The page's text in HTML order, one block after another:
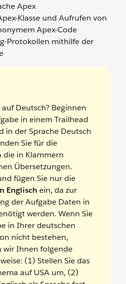
Apex
Klasse und Aufrufen von
Apex-Code
Protokollen mithilfe der
auf Deutsch? Beginnen
in einem Trailhead
in der Sprache Deutsch
Sie für die
die in Klammern
Übersetzungen.
fügen Sie nur die
Englisch ein, da zur
der Aufgabe Daten in
werden. Wenn Sie
in Ihrer deutschen
nicht bestehen,
wir Ihnen folgende
(1) Stellen Sie das
auf USA um, (2)